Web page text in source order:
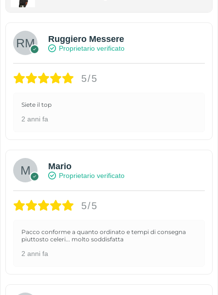
Ruggiero Messere
Proprietario verificato
5/5
Siete il top
2 anni fa
Mario
Proprietario verificato
5/5
Pacco conforme a quanto ordinato e tempi di consegna
piuttosto celeri... molto soddisfatta
2 anni fa